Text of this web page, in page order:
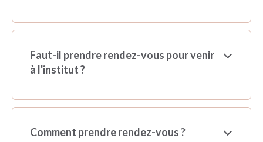
Faut-il prendre rendez-vous pour venir
à l'institut ?
Comment prendre rendez-vous ?